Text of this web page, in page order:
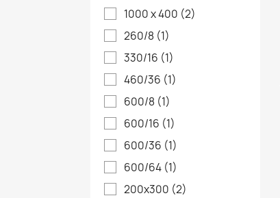
1000 x 400 (2)
260/8 (1)
330/16 (1)
460/36 (1)
600/8 (1)
600/16 (1)
600/36 (1)
600/64 (1)
200x300 (2)